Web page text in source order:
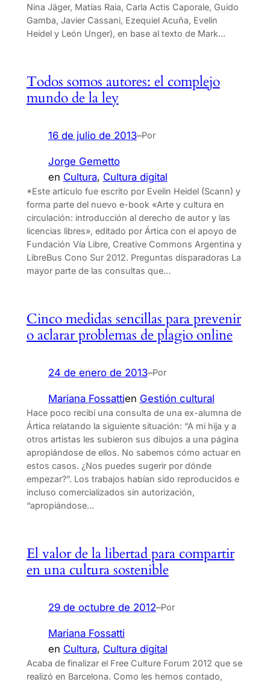
Nina Jäger, Matías Raia, Carla Actis Caporale, Guido
Gamba, Javier Cassani, Ezequiel Acuña, Evelin
Heidel y León Unger), en base al texto de Mark…
Todos somos autores: el complejo
mundo de la ley
16 de julio de 2013–Por
Jorge Gemetto
en Cultura, Cultura digital
*Este artículo fue escrito por Evelin Heidel (Scann) y
forma parte del nuevo e-book «Arte y cultura en
circulación: introducción al derecho de autor y las
licencias libres», editado por Ártica con el apoyo de
Fundación Vía Libre, Creative Commons Argentina y
LibreBus Cono Sur 2012. Preguntas disparadoras La
mayor parte de las consultas que…
Cinco medidas sencillas para prevenir
o aclarar problemas de plagio online
24 de enero de 2013–Por
Mariana Fossattien Gestión cultural
Hace poco recibí una consulta de una ex-alumna de
Ártica relatando la siguiente situación: “A mi hija y a
otros artistas les subieron sus dibujos a una página
apropiándose de ellos. No sabemos cómo actuar en
estos casos. ¿Nos puedes sugerir por dónde
empezar?”. Los trabajos habían sido reproducidos e
incluso comercializados sin autorización,
“apropiándose…
El valor de la libertad para compartir
en una cultura sostenible
29 de octubre de 2012–Por
Mariana Fossatti
en Cultura, Cultura digital
Acaba de finalizar el Free Culture Forum 2012 que se
realizó en Barcelona. Como les hemos contado,